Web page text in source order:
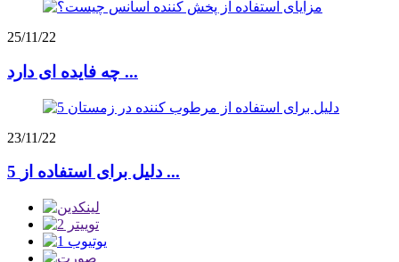
25/11/22
چه فایده ای دارد ...
23/11/22
5 دلیل برای استفاده از ...